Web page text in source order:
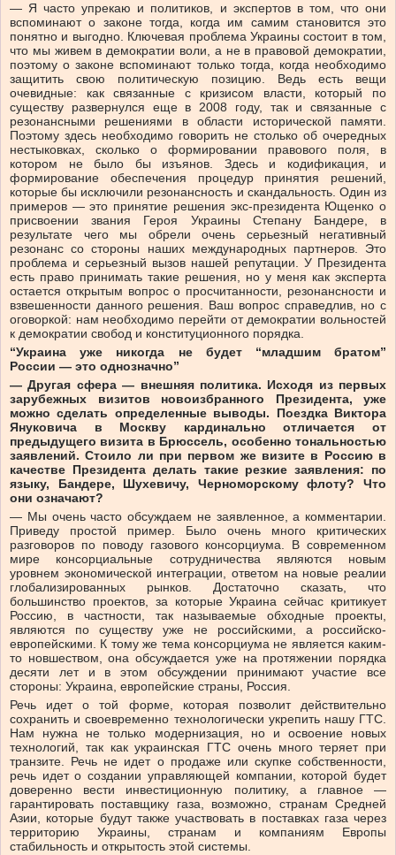
— Я часто упрекаю и политиков, и экспертов в том, что они
вспоминают о законе тогда, когда им самим становится это
понятно и выгодно. Ключевая проблема Украины состоит в том,
что мы живем в демократии воли, а не в правовой демократии,
поэтому о законе вспоминают только тогда, когда необходимо
защитить свою политическую позицию. Ведь есть вещи
очевидные: как связанные с кризисом власти, который по
существу развернулся еще в 2008 году, так и связанные с
резонансными решениями в области исторической памяти.
Поэтому здесь необходимо говорить не столько об очередных
нестыковках, сколько о формировании правового поля, в
котором не было бы изъянов. Здесь и кодификация, и
формирование обеспечения процедур принятия решений,
которые бы исключили резонансность и скандальность. Один из
примеров — это принятие решения экс-президента Ющенко о
присвоении звания Героя Украины Степану Бандере, в
результате чего мы обрели очень серьезный негативный
резонанс со стороны наших международных партнеров. Это
проблема и серьезный вызов нашей репутации. У Президента
есть право принимать такие решения, но у меня как эксперта
остается открытым вопрос о просчитанности, резонансности и
взвешенности данного решения. Ваш вопрос справедлив, но с
оговоркой: нам необходимо перейти от демократии вольностей
к демократии свобод и конституционного порядка.
“Украина уже никогда не будет “младшим братом”
России — это однозначно”
— Другая сфера — внешняя политика. Исходя из первых
зарубежных визитов новоизбранного Президента, уже
можно сделать определенные выводы. Поездка Виктора
Януковича в Москву кардинально отличается от
предыдущего визита в Брюссель, особенно тональностью
заявлений. Стоило ли при первом же визите в Россию в
качестве Президента делать такие резкие заявления: по
языку, Бандере, Шухевичу, Черноморскому флоту? Что
они означают?
— Мы очень часто обсуждаем не заявленное, а комментарии.
Приведу простой пример. Было очень много критических
разговоров по поводу газового консорциума. В современном
мире консорциальные сотрудничества являются новым
уровнем экономической интеграции, ответом на новые реалии
глобализированных рынков. Достаточно сказать, что
большинство проектов, за которые Украина сейчас критикует
Россию, в частности, так называемые обходные проекты,
являются по существу уже не российскими, а российско-
европейскими. К тому же тема консорциума не является каким-
то новшеством, она обсуждается уже на протяжении порядка
десяти лет и в этом обсуждении принимают участие все
стороны: Украина, европейские страны, Россия.
Речь идет о той форме, которая позволит действительно
сохранить и своевременно технологически укрепить нашу ГТС.
Нам нужна не только модернизация, но и освоение новых
технологий, так как украинская ГТС очень много теряет при
транзите. Речь не идет о продаже или скупке собственности,
речь идет о создании управляющей компании, которой будет
доверенно вести инвестиционную политику, а главное —
гарантировать поставщику газа, возможно, странам Средней
Азии, которые будут также участвовать в поставках газа через
территорию Украины, странам и компаниям Европы
стабильность и открытость этой системы.